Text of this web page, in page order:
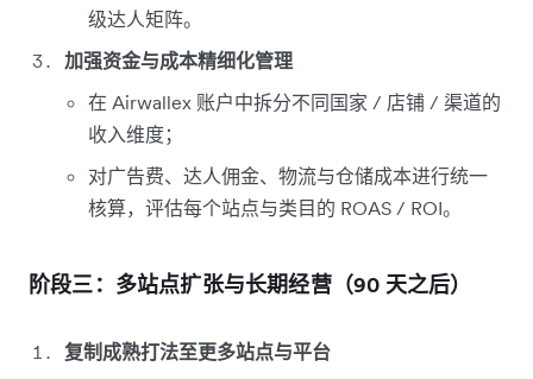
级达人矩阵。
加强资金与成本精细化管理
在 Airwallex 账户中拆分不同国家 / 店铺 / 渠道的
收入维度；
对广告费、达人佣金、物流与仓储成本进行统一
核算，评估每个站点与类目的 ROAS / ROI。
阶段三：多站点扩张与长期经营（90 天之后）
复制成熟打法至更多站点与平台